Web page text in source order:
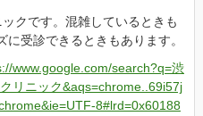
クです。混雑しているときも
受診できるときもあります。
www.google.com/search?q=渋
リニック&aqs=chrome..69i57j
8#lrd=0x60188